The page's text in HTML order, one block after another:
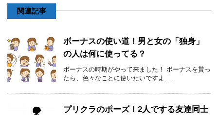
関連記事
ボーナスの使い道！男と女の「独身」
の人は何に使ってる？
ボーナスの時期がやって来ました！ ボーナスを貰っ
たら、色々なことに使いたいですよ ...
プリクラのポーズ！2人でする友達同士